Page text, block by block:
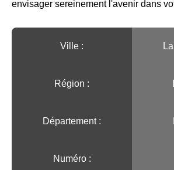
envisager sereinement l'avenir dans
Ville :️
Région :️
Département :
Numéro :